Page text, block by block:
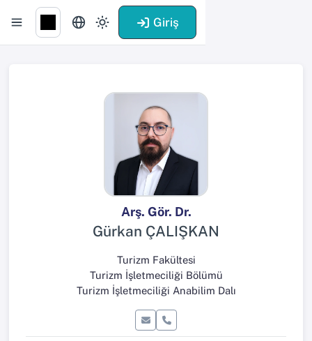
Giriş
Arş. Gör. Dr.
Gürkan ÇALIŞKAN
Turizm Fakültesi
Turizm İşletmeciliği Bölümü
Turizm İşletmeciliği Anabilim Dalı